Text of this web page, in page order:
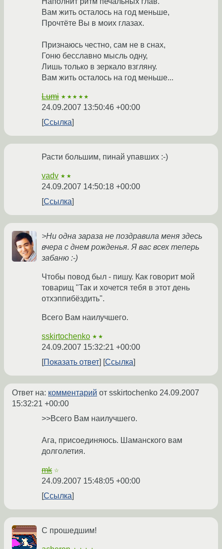
Вам жить осталось на год меньше,
Прочтёте Вы в моих глазах.
Признаюсь честно, сам не в снах,
Гоню бесславно мысль одну,
Лишь только в зеркало взгляну.
Вам жить осталось на год меньше...
Lumi ★★★★★
24.09.2007 13:50:46 +00:00
Ссылка
Расти большим, пинай упавших :-)
vadv ★★
24.09.2007 14:50:18 +00:00
Ссылка
>Ни одна зараза не поздравила меня здесь
вчера с днем рожденья. Я вас всех теперь
забаню :-)
Чтобы повод был - пишу. Как говорит мой
товарищ "Так и хочется тебя в этот день
отхэппибёздить".
Всего Вам наилучшего.
sskirtochenko ★★
24.09.2007 15:32:21 +00:00
Показать ответ
Ссылка
Ответ на: комментарий от sskirtochenko 24.09.2007
15:32:21 +00:00
>>Всего Вам наилучшего.
Ага, присоединяюсь. Шаманского вам
долголетия.
mk ☆
24.09.2007 15:48:05 +00:00
Ссылка
С прошедшим!